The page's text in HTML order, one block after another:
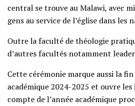
central se trouve au Malawi, avec
gens au service de l’église dans les
Outre la faculté de théologie
d’autres facultés notamment
Cette cérémonie marque aussi la fin
académique 2024-2025 et ouvre
compte de l’année académique